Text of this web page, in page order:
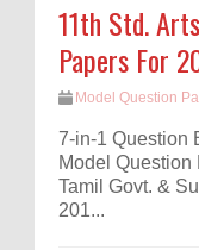
11th Std.
Papers For
Model Question
7-in-1 Question
Model
Tamil Govt. &
201...